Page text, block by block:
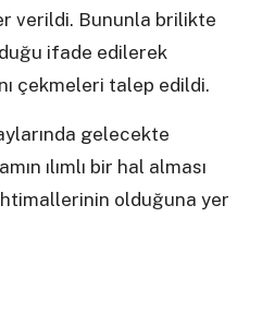
verildi. Bununla brilikte
ifade edilerek
çekmeleri talep edildi.
gelecekte
ılımlı bir hal alması
olduğuna yer